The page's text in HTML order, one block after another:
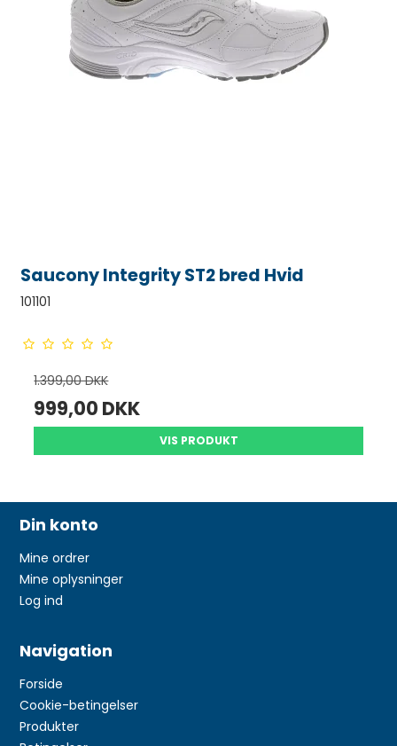
Saucony Integrity ST2 bred Hvid
101101
1.399,00 DKK
999,00 DKK
VIS PRODUKT
Din konto
Mine ordrer
Mine oplysninger
Log ind
Navigation
Forside
Cookie-betingelser
Produkter